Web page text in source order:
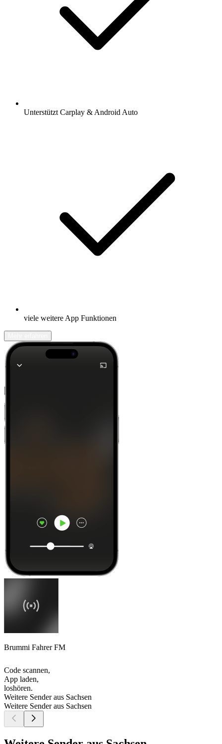
Unterstützt Carplay & Android Auto
viele weitere App Funktionen
Brummi Fahrer FM
Code scannen,
App laden,
loshören.
Weitere Sender aus Sachsen
Weitere Sender aus Sachsen